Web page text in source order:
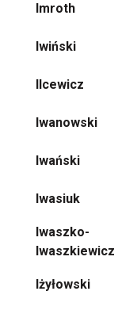
Imroth
Iwiński
Ilcewicz
Iwanowski
Iwański
Iwasiuk
Iwaszko-
Iwaszkiewicz
Iżyłowski